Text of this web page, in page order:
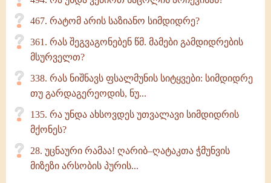
467. რატომ არის საზიანო სიმდიდრე?
361. რას შეგვაგონებენ წმ. მამები გამდიდრების
მსურველთ?
338. რას ნიშნავს ფსალმუნის სიტყვები: სიმდიდრე
თუ გარდაგერეოდის, ნუ...
135. რა უნდა ახსოვდეს უთვალავი სიმდიდრის
მქონეს?
28. უცნაური რამაა! ღარიბ–ღატაკთა ჭმუნვის
მიზეზი არსობის პურის...